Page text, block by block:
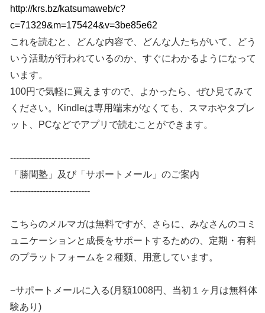
http://krs.bz/katsumaweb/c?
c=71329&m=175424&v=3be85e62
これを読むと、どんな内容で、どんな人たちがいて、どう
いう活動が行われているのか、すぐにわかるようになって
います。
100円で気軽に買えますので、よかったら、ぜひ見てみて
ください。Kindleは専用端末がなくても、スマホやタブレ
ット、PCなどでアプリで読むことができます。
---------------------------
「勝間塾」及び「サポートメール」のご案内
---------------------------
こちらのメルマガは無料ですが、さらに、みなさんのコミ
ュニケーションと成長をサポートするための、定期・有料
のプラットフォームを２種類、用意しています。
−サポートメールに入る(月額1008円、当初１ヶ月は無料体
験あり)